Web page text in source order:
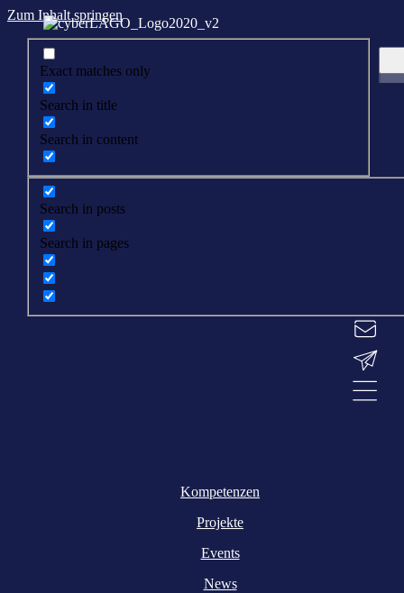
Zum Inhalt springen
Exact matches only
Search in title
Search in content
Search in posts
Search in pages
Kompetenzen
Projekte
Events
News